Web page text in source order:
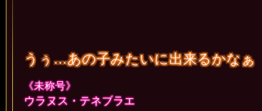
うぅ…あの子みたいに出来るかなぁ
《未称号》
ウラヌス・テネブラエ